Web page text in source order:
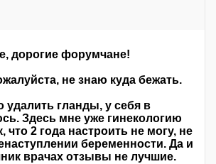
дорогие форумчане!
не знаю куда бежать.
удалить гланды, у себя в
Здесь мне уже гинекологию
что 2 года настроить не могу, не
беременности. Да и
врачах отзывы не лучшие.